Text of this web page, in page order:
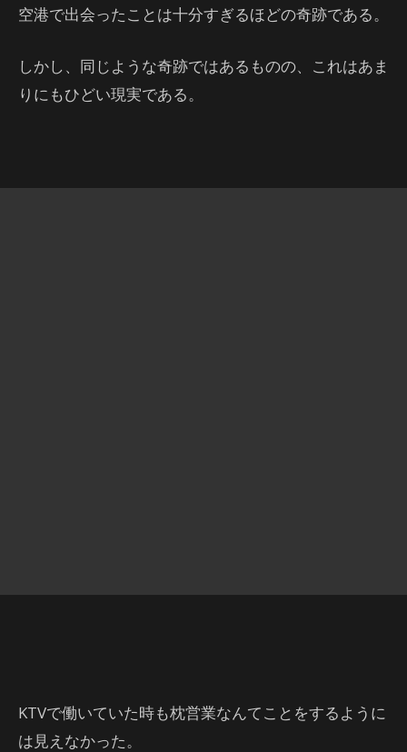
空港で出会ったことは十分すぎるほどの奇跡である。
しかし、同じような奇跡ではあるものの、これはあま
りにもひどい現実である。
KTVで働いていた時も枕営業なんてことをするように
は見えなかった。